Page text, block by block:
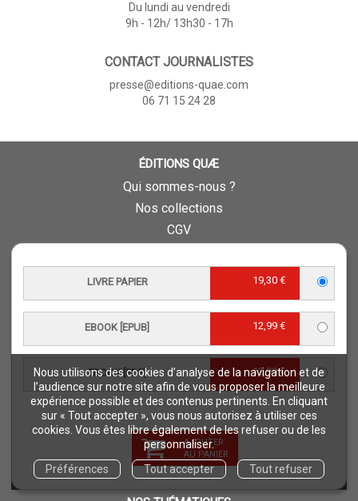
Nous utilisons des cookies d’analyse de la navigation et de
l’audience sur notre site afin de vous proposer la meilleure
expérience possible et des contenus pertinents. En cliquant
sur « Tout accepter », vous nous autorisez à utiliser ces
cookies. Vous êtes libre également de les refuser ou de les
personnaliser.
Préférences
Tout accepter Tout refuser
LIVRE PAPIER 19,30 €
EBOOK [EPUB] 12,99 €
EBOOK [PDF] 12,99 €
AJOUTER
AU PANIER
Du lundi au vendredi
9h - 12h/ 13h30 - 17h
CONTACT JOURNALISTES
presse@editions-quae.com
06 71 15 24 28
ÉDITIONS QUÆ
Qui sommes-nous ?
Nos collections
CGV
Contact
Comment lire un ebook ?
Conseil scientifique et éditorial
Charte d’éthique éditoriale
Questions fréquentes
Protection de vos données personnelles - RGPD
QUAE RECRUTE
Retours et commandes